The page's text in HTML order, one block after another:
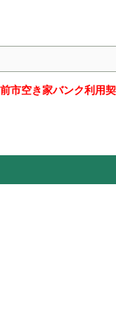
市空き家バンク利用